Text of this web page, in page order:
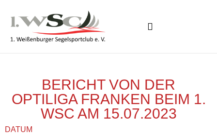
BERICHT VON DER
OPTILIGA FRANKEN BEIM 1.
WSC AM 15.07.2023
DATUM